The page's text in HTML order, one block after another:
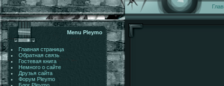
Menu Pleymo
Главная страница
Обратная связь
Гостевая книга
Немного о сайте
Друзья сайта
Форум Pleymo